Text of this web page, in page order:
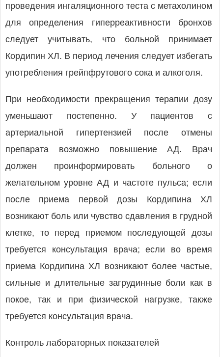
проведения ингаляционного теста с метахолином
для определения гиперреактивности бронхов
следует учитывать, что больной принимает
Кордипин ХЛ. В период лечения следует избегать
употребления грейпфрутового сока и алкоголя.
При необходимости прекращения терапии дозу
уменьшают постепенно. У пациентов с
артериальной гипертензией после отмены
препарата возможно повышение АД. Врач
должен проинформировать больного о
желательном уровне АД и частоте пульса; если
после приема первой дозы Кордипина ХЛ
возникают боль или чувство сдавления в грудной
клетке, то перед приемом последующей дозы
требуется консультация врача; если во время
приема Кордипина ХЛ возникают более частые,
сильные и длительные загрудинные боли как в
покое, так и при физической нагрузке, также
требуется консультация врача.
Контроль лабораторных показателей